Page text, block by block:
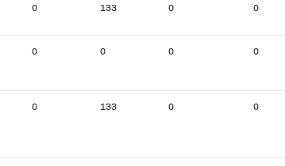
0 133 0 0
0 0 0 0
0 133 0 0